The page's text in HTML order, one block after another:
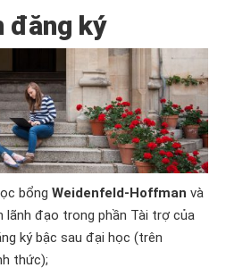
đăng ký
bổng Weidenfeld-Hoffman và
lãnh đạo trong phần Tài trợ của
ký bậc sau đại học (trên
thức);